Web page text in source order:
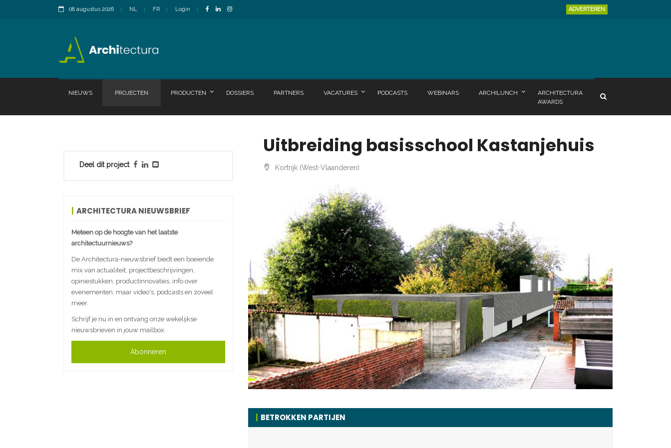
08 augustus 2026 NL FR Login ADVERTEREN
NIEUWS PROJECTEN PRODUCTEN DOSSIERS PARTNERS VACATURES PODCASTS WEBINARS ARCHILUNCH
ARCHITECTURA
AWARDS
Deel dit project
ARCHITECTURA NIEUWSBRIEF
Meteen op de hoogte van het laatste
architectuurnieuws?
De Architectura-nieuwsbrief biedt een boeiende
mix van actualiteit, projectbeschrijvingen,
opiniestukken, productinnovaties, info over
evenementen, maar video's, podcasts en zoveel
meer.
Schrijf je nu in en ontvang onze wekelijkse
nieuwsbrieven in jouw mailbox.
Abonneren
Uitbreiding basisschool Kastanjehuis
Kortrijk (West-Vlaanderen)
BETROKKEN PARTIJEN